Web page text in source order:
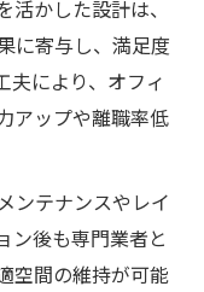
かした設計は、
に寄与し、満足度
夫により、オフィ
アップや離職率低
ンテナンスやレイ
ン後も専門業者と
空間の維持が可能